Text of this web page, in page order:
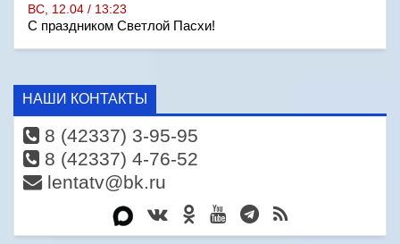
ВС, 12.04 / 13:23
С праздником Светлой Пасхи!
НАШИ КОНТАКТЫ
8 (42337) 3-95-95
8 (42337) 4-76-52
lentatv@bk.ru